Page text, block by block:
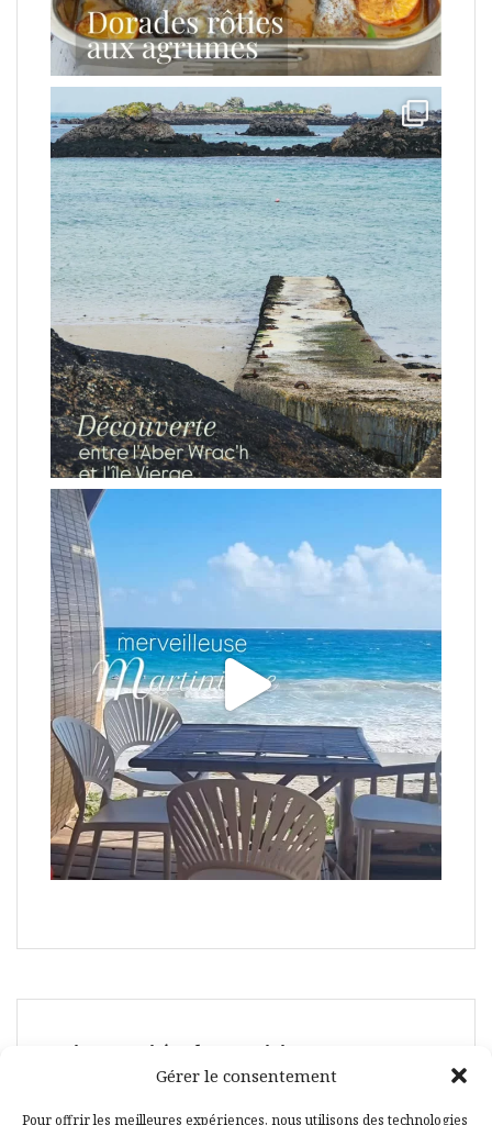
Gérer le consentement
Pour offrir les meilleures expériences, nous utilisons des technologies
Suivez-moi également ici :